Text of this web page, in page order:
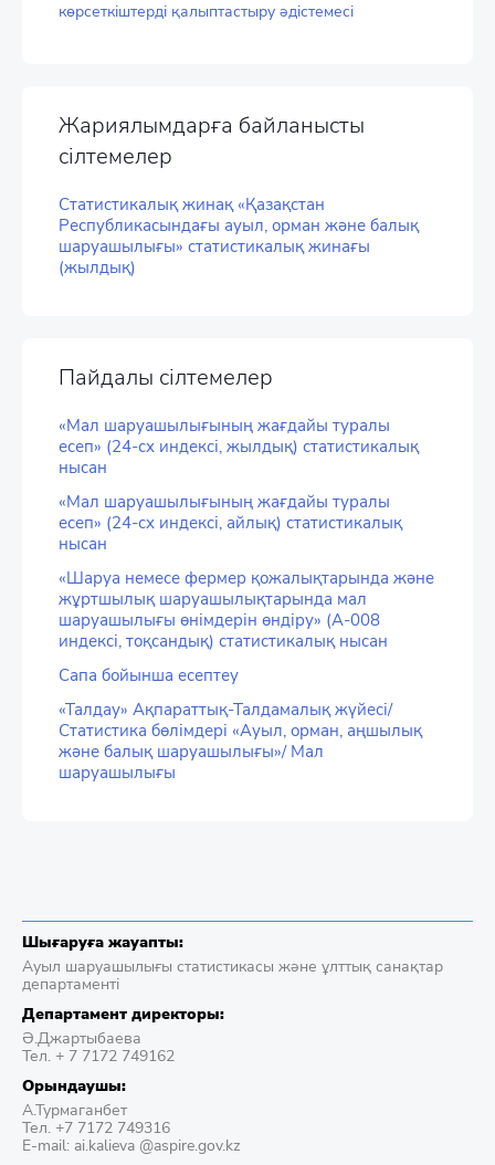
көрсеткіштерді қалыптастыру әдістемесі
Жариялымдарға байланысты
сілтемелер
Статистикалық жинақ «Қазақстан
Республикасындағы ауыл, орман және балық
шаруашылығы» статистикалық жинағы
(жылдық)
Пайдалы сілтемелер
«Мал шаруашылығының жағдайы туралы
есеп» (24-сх индексі, жылдық) статистикалық
нысан
«Мал шаруашылығының жағдайы туралы
есеп» (24-сх индексі, айлық) статистикалық
нысан
«Шаруа немесе фермер қожалықтарында және
жұртшылық шаруашылықтарында мал
шаруашылығы өнімдерін өндіру» (А-008
индексі, тоқсандық) статистикалық нысан
Сапа бойынша есептеу
«Талдау» Ақпараттық-Талдамалық жүйесі/
Статистика бөлімдері «Ауыл, орман, аңшылық
және балық шаруашылығы»/ Мал
шаруашылығы
Шығаруға жауапты:
Ауыл шаруашылығы статистикасы және ұлттық санақтар
департаменті
Департамент директоры:
Ә.Джартыбаева
Тел. + 7 7172 749162
Орындаушы:
А.Турмаганбет
Тел. +7 7172 749316
E-mail: ai.kalieva @aspire.gov.kz